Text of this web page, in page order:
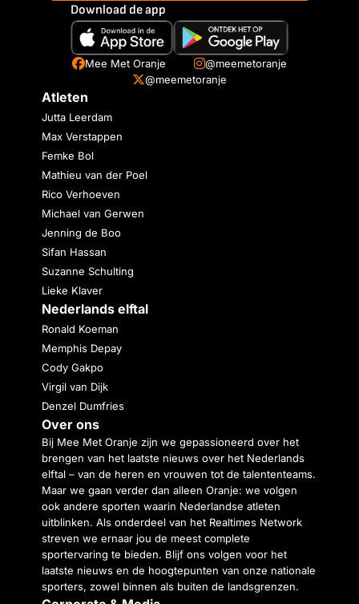
Download de app
Mee Met Oranje
@meemetoranje
@meemetoranje
Atleten
Jutta Leerdam
Max Verstappen
Femke Bol
Mathieu van der Poel
Rico Verhoeven
Michael van Gerwen
Jenning de Boo
Sifan Hassan
Suzanne Schulting
Lieke Klaver
Nederlands elftal
Ronald Koeman
Memphis Depay
Cody Gakpo
Virgil van Dijk
Denzel Dumfries
Over ons
Bij Mee Met Oranje zijn we gepassioneerd over het
brengen van het laatste nieuws over het Nederlands
elftal – van de heren en vrouwen tot de talententeams.
Maar we gaan verder dan alleen Oranje: we volgen
ook andere sporten waarin Nederlandse atleten
uitblinken. Als onderdeel van het Realtimes Network
streven we ernaar jou de meest complete
sportervaring te bieden. Blijf ons volgen voor het
laatste nieuws en de hoogtepunten van onze nationale
sporters, zowel binnen als buiten de landsgrenzen.